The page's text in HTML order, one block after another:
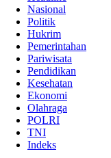
Nasional
Politik
Hukrim
Pemerintahan
Pariwisata
Pendidikan
Kesehatan
Ekonomi
Olahraga
POLRI
TNI
Indeks